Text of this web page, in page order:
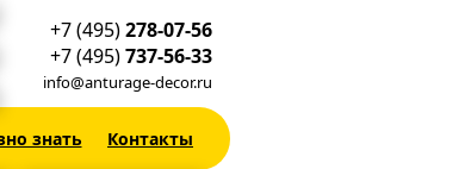
+7 (495)278-07-56
+7 (495)737-56-33
info@anturage-decor.ru
знать Контакты